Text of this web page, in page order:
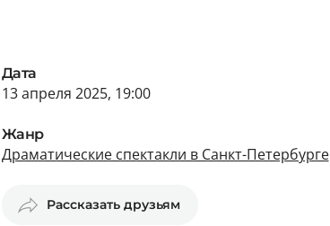
Дата
13 апреля 2025, 19:00
Жанр
Драматические спектакли в Санкт-Петербурге
Рассказать друзьям